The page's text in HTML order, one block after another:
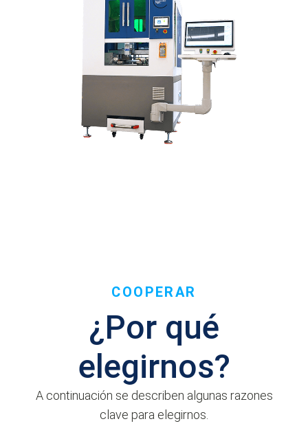
COOPERAR
¿Por qué
elegirnos?
A continuación se describen algunas razones
clave para elegirnos.